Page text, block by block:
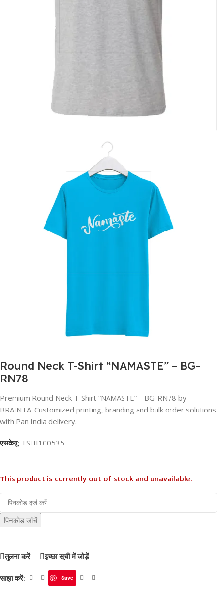
Round Neck T-Shirt “NAMASTE” – BG-
RN78
Premium Round Neck T-Shirt “NAMASTE” – BG-RN78 by
BRAINTA. Customized printing, branding and bulk order solutions
with Pan India delivery.
एसकेयू: TSHI100535
This product is currently out of stock and unavailable.
पिनकोड जांचें
तुलना करें इच्छा सूची में जोड़ें
साझा करें: Save